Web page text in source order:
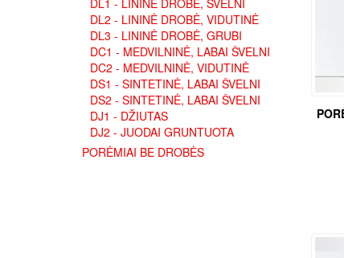
DL1 - LININĖ DROBĖ, ŠVELNI
DL2 - LININĖ DROBĖ, VIDUTINĖ
DL3 - LININĖ DROBĖ, GRUBI
DC1 - MEDVILNINĖ, LABAI ŠVELNI
DC2 - MEDVILNINĖ, VIDUTINĖ
DS1 - SINTETINĖ, LABAI ŠVELNI
DS2 - SINTETINĖ, LABAI ŠVELNI
DJ1 - DŽIUTAS
DJ2 - JUODAI GRUNTUOTA
PORĖMIAI BE DROBĖS